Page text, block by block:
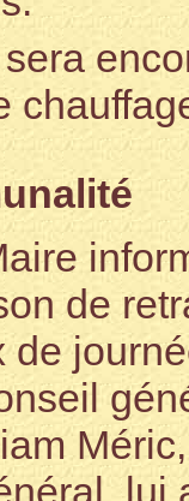
de
de
lui